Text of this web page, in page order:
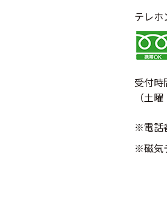
テレホ
受付時
（土
※電話
※磁気